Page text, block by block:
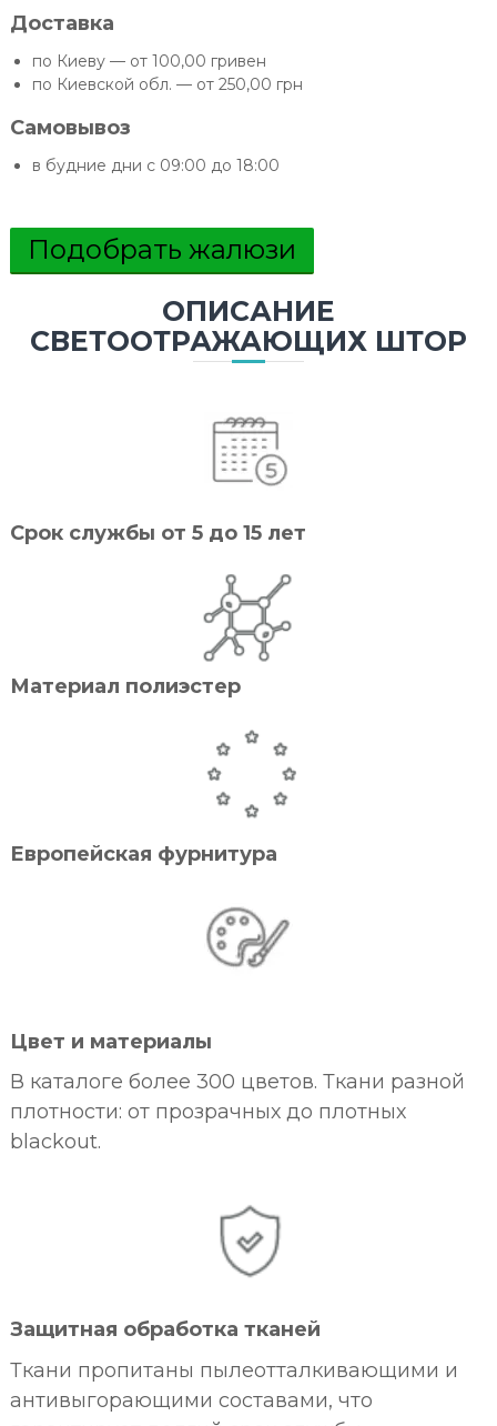
Доставка
по Киеву — от 100,00 гривен
по Киевской обл. — от 250,00 грн
Самовывоз
в будние дни с 09:00 до 18:00
Подобрать жалюзи
ОПИСАНИЕ
CВЕТООТРАЖАЮЩИХ ШТОР
Срок службы от 5 до 15 лет
Материал полиэстер
Европейская фурнитура
Цвет и материалы
В каталоге более 300 цветов. Ткани разной
плотности: от прозрачных до плотных
blackout.
Защитная обработка тканей
Ткани пропитаны пылеотталкивающими и
антивыгорающими составами, что